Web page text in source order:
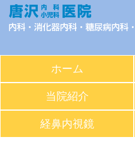
ホーム
当院紹介
経鼻内視鏡